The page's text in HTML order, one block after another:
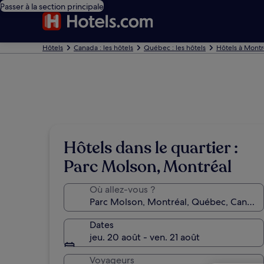
Passer à la section principale
Hôtels Canada : les hôtels Québec : les hôtels Hôtels à
Hôtels dans le quartier :
Parc Molson, Montréal
Où allez-vous ?
Dates
jeu. 20 août - ven. 21 août
Voyageurs